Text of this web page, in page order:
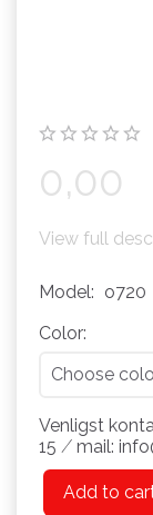
0,00
View full
Model: o720
Color:
Venligst
15 ⁄ mail:
Add to